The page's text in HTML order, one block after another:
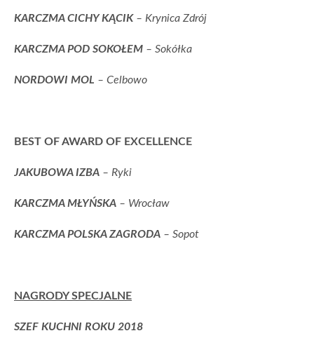
KARCZMA CICHY KĄCIK– Krynica Zdrój
KARCZMA POD SOKOŁEM – Sokółka
NORDOWI MOL – Celbowo
BEST OF AWARD OF EXCELLENCE
JAKUBOWA IZBA – Ryki
KARCZMA MŁYŃSKA – Wrocław
KARCZMA POLSKA ZAGRODA – Sopot
NAGRODY SPECJALNE
SZEF KUCHNI ROKU 2018